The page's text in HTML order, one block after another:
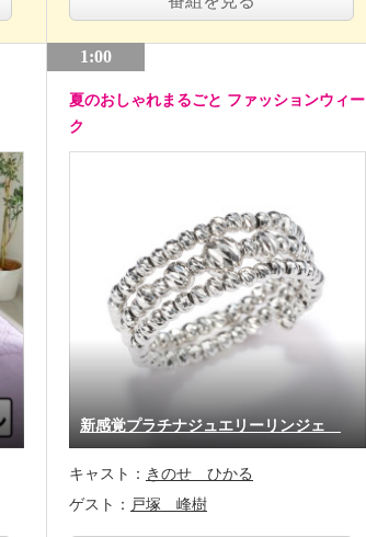
1:00
夏のおしゃれまるごと ファッションウィー
ク
新感覚プラチナジュエリーリンジェ
キャスト： きのせ ひかる
ゲスト： 戸塚 峰樹